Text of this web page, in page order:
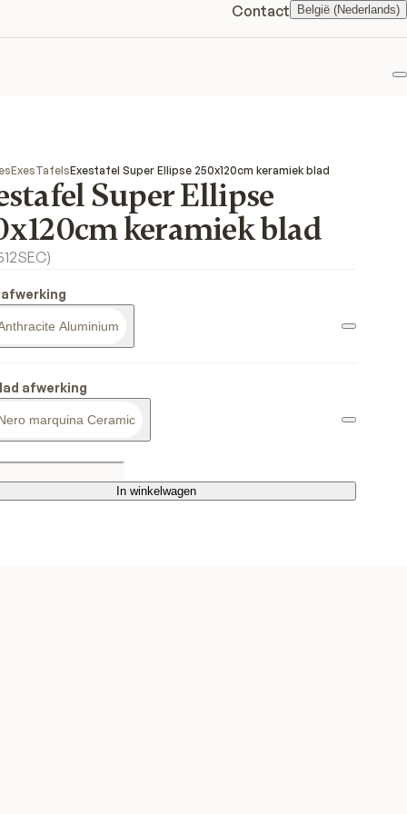
Contact België (Nederlands)
ExesTafelsExestafel Super Ellipse 250x120cm keramiek blad
Super Ellipse
keramiek blad
)
Aluminium
afwerking
marquina Ceramic
In winkelwagen
In winkelwagen